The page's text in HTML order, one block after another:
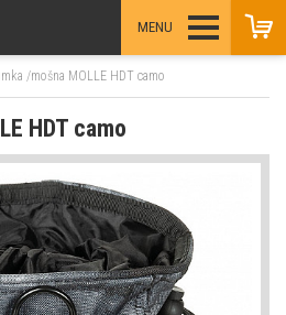
MENU
/mošna MOLLE HDT camo
HDT camo